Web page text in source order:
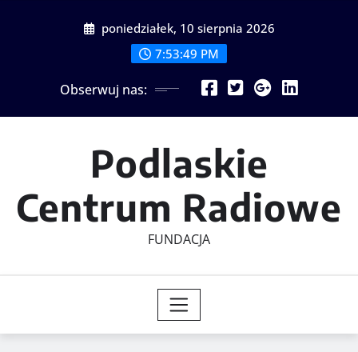
poniedziałek, 10 sierpnia 2026
7:53:50 PM
Obserwuj nas:
Podlaskie
Centrum Radiowe
FUNDACJA